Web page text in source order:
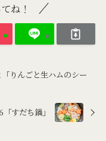
ね！
りんごと生ハムのシー
すだち鍋」